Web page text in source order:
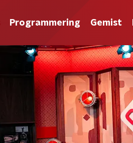
Programmering Gemist